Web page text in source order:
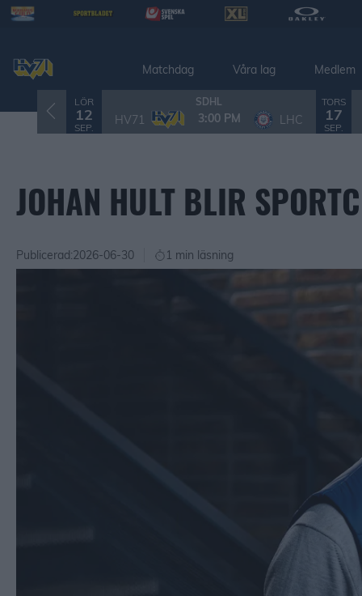
Matchdag Våra lag Medlem
LÖR
12
SEP.
SDHL
HV71 3:00 PM LHC
TORS
17
SEP.
JOHAN HULT BLIR
Publicerad:2026-06-30 1 min läsning